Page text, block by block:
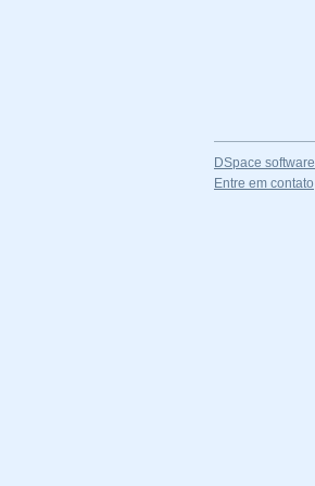
DSpace software
Entre em contato